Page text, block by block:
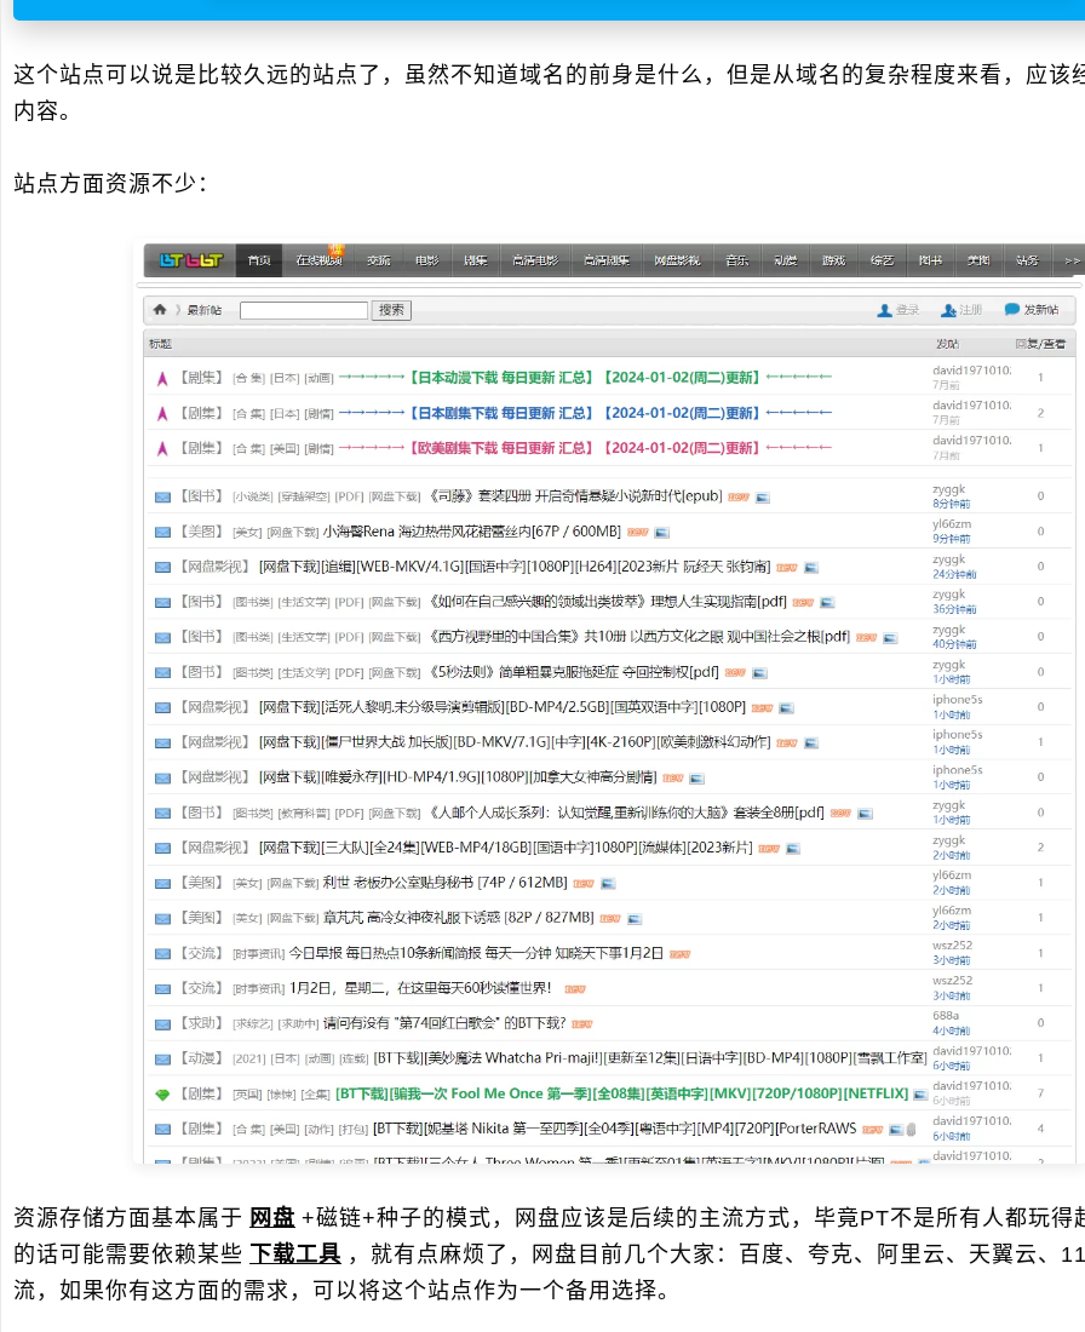
这个站点可以说是比较久远的站点了，虽然不知道域名的前身是什么，但是从域名的复杂程度来看，应该
内容。
站点方面资源不少：
资源存储方面基本属于 网盘 +磁链+种子的模式，网盘应该是后续的主流方式，毕竟PT不是所有人都玩得
的话可能需要依赖某些
下载工具 ，就有点麻烦了，网盘目前几个大家：百度、夸克、阿里云、天翼云、
流，如果你有这方面的需求，可以将这个站点作为一个备用选择。